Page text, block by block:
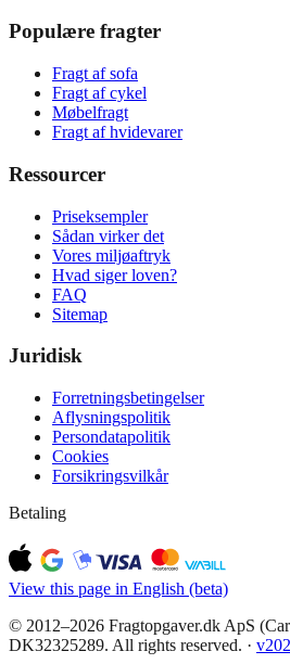
Populære fragter
Fragt af sofa
Fragt af cykel
Møbelfragt
Fragt af hvidevarer
Ressourcer
Priseksempler
Sådan virker det
Vores miljøaftryk
Hvad siger loven?
FAQ
Sitemap
Juridisk
Forretningsbetingelser
Aflysningspolitik
Persondatapolitik
Cookies
Forsikringsvilkår
Betaling
View this page in English (beta)
© 2012–2026 Fragtopgaver.dk ApS
DK32325289. All rights reserved. · v